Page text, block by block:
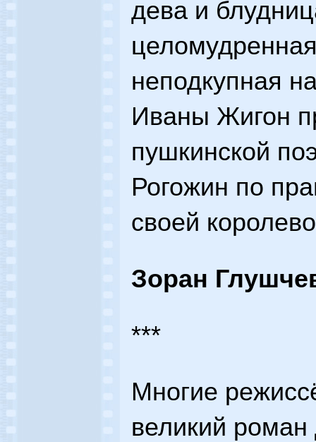
дева и
неподкупная
Иваны Жигон
пушкинской
Рогожин по
своей
Зоран
***
Многие
великий роман